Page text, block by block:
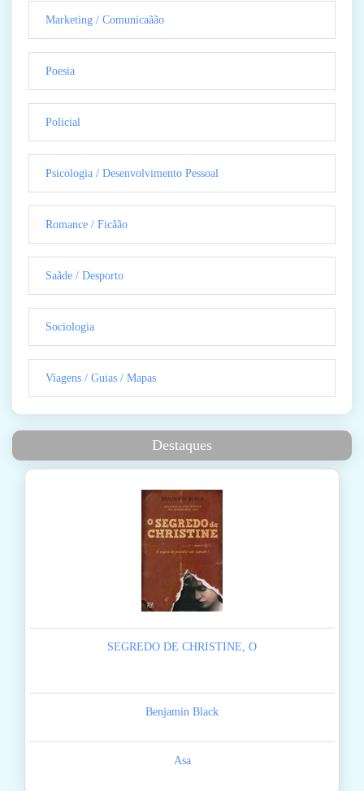
Marketing / Comunicaãão
Poesia
Policial
Psicologia / Desenvolvimento Pessoal
Romance / Ficãão
Saãde / Desporto
Sociologia
Viagens / Guias / Mapas
Destaques
SEGREDO DE CHRISTINE, O
Benjamin Black
Asa